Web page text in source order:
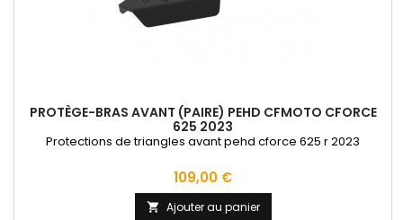
PROTÈGE-BRAS AVANT (PAIRE) PEHD CFMOTO CFORCE
625 2023
Protections de triangles avant pehd cforce 625 r 2023
Prix
109,00 €
 Ajouter au panier